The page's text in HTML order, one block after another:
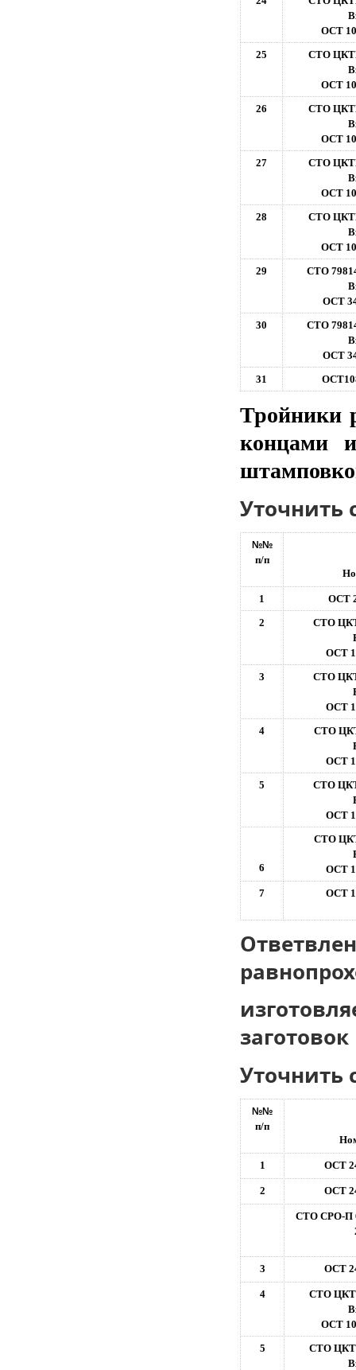
ОСТ
25
СТО
ОСТ
26
СТО
ОСТ
27
СТО
ОСТ
28
СТО
ОСТ
29
СТО
ОСТ
30
СТО
ОСТ
31
Тройники
концами
Уточнить
№№
п/п
1
ОСТ
2
СТО
ОСТ
3
СТО
ОСТ
4
СТО
ОСТ
5
СТО
ОСТ
6
СТО
ОСТ
7
ОСТ
заготовок
Уточнить
№№
п/п
1 ОСТ
2 ОСТ
СТО СРО-П
3 ОСТ
4
СТО
ОСТ
5
СТО